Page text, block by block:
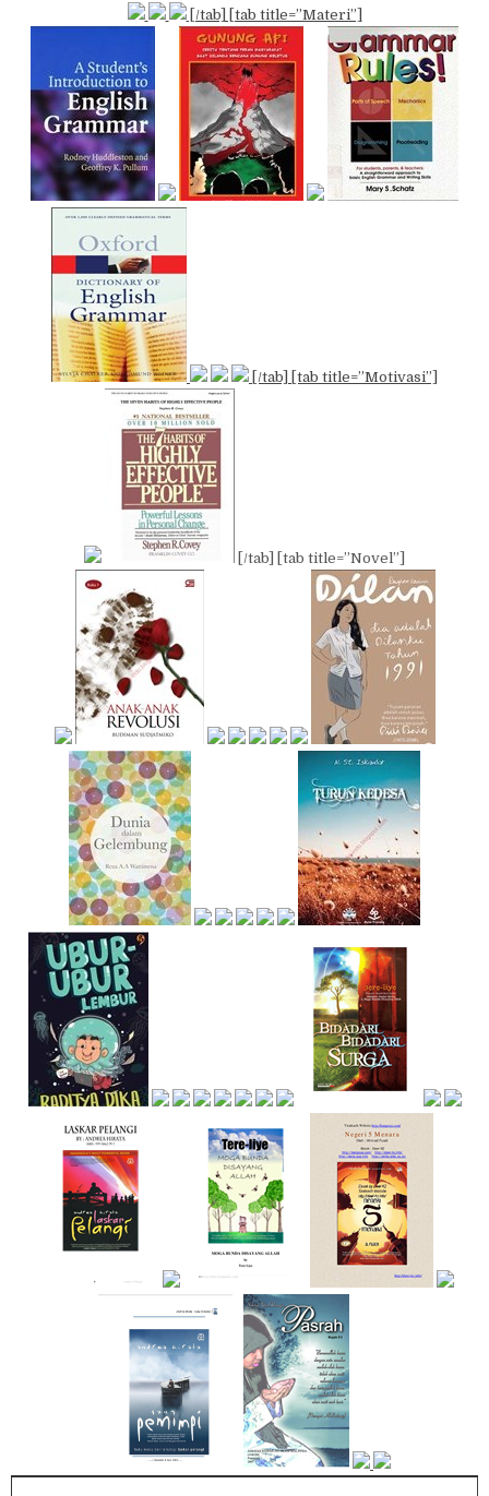
[/tab] [tab title=”Materi”]
[/tab] [tab title=”Motivasi”]
[/tab] [tab title=”Novel”]